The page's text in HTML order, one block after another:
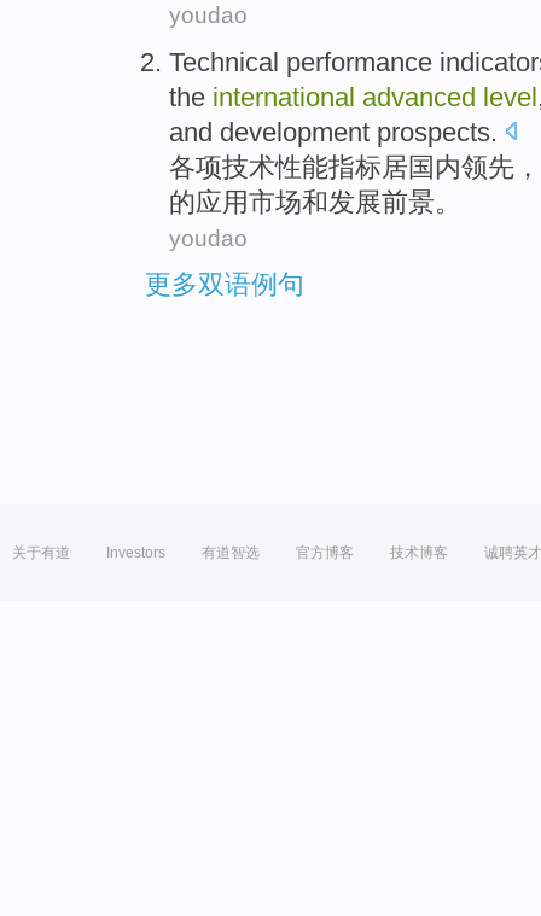
youdao
Technical performance
the international advanced level
and development prospects.
各项技术性能指标居国内领先 ，
的应用市场和发展前景。
youdao
更多双语例句
关于有道 Investors 有道智选 官方博客 技术博客 诚聘英才